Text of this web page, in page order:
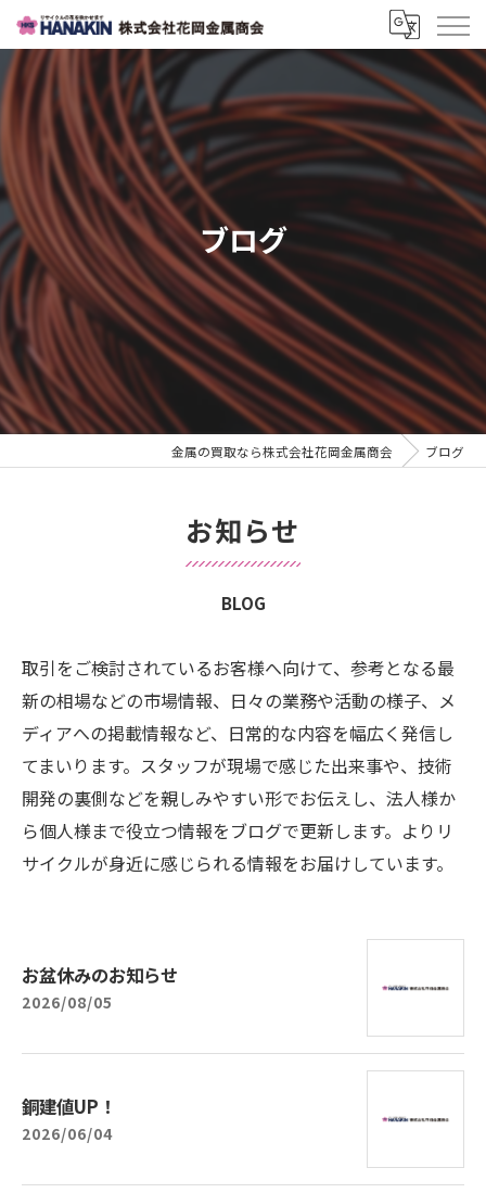
ブログ
金属の買取なら株式会社花岡金属商会 ブログ
お知らせ
BLOG
取引をご検討されているお客様へ向けて、参考となる最
新の相場などの市場情報、日々の業務や活動の様子、メ
ディアへの掲載情報など、日常的な内容を幅広く発信し
てまいります。スタッフが現場で感じた出来事や、技術
開発の裏側などを親しみやすい形でお伝えし、法人様か
ら個人様まで役立つ情報をブログで更新します。よりリ
サイクルが身近に感じられる情報をお届けしています。
お盆休みのお知らせ
2026/08/05
銅建値UP！
2026/06/04